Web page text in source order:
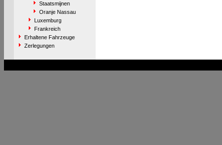
Staatsmijnen
Oranje Nassau
Luxemburg
Frankreich
Erhaltene Fahrzeuge
Zerlegungen